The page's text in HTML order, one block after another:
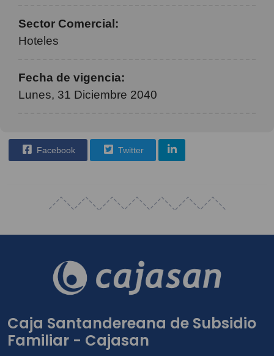
Sector Comercial:
Hoteles
Fecha de vigencia:
Lunes, 31 Diciembre 2040
Facebook Twitter
Caja Santandereana de Subsidio
Familiar - Cajasan